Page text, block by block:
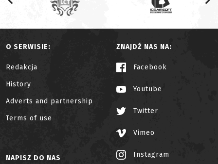
O SERWISIE:
Redakcja
History
Adverts and partnership
Terms of use
ZNAJDŹ NAS NA:
Facebook
Youtube
Twitter
Vimeo
Instagram
NAPISZ DO NAS